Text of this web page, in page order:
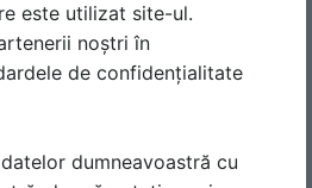
TSP
este utilizat site-ul.
noștri în
de confidențialitate
dumneavoastră cu